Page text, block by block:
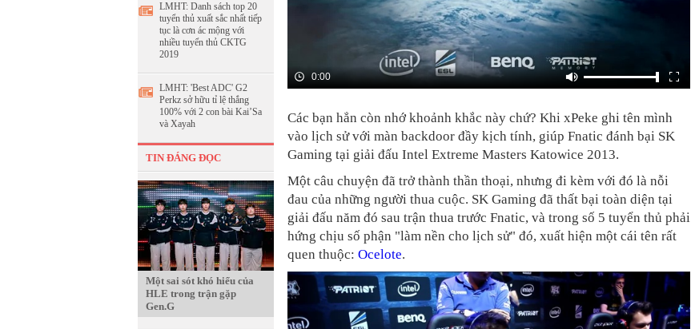
LMHT: Danh sách top 20
tuyển thủ xuất sắc nhất tiếp
tục là cơn ác mộng với
nhiều tuyển thủ CKTG
2019
LMHT: 'Best ADC' G2
Perkz sở hữu tỉ lệ thắng
100% với 2 con bài Kai’Sa
và Xayah
TIN ĐÁNG ĐỌC
Một sai sót khó hiểu của
HLE trong trận gặp
Gen.G
0:00
Các bạn hẳn còn nhớ khoảnh khắc này chứ? Khi xPeke ghi tên mình
vào lịch sử với màn backdoor đầy kịch tính, giúp Fnatic đánh bại SK
Gaming tại giải đấu Intel Extreme Masters Katowice 2013.
Một câu chuyện đã trở thành thần thoại, nhưng đi kèm với đó là nỗi
đau của những người thua cuộc. SK Gaming đã thất bại toàn diện tại
giải đấu năm đó sau trận thua trước Fnatic, và trong số 5 tuyển thủ phải
hứng chịu số phận "làm nền cho lịch sử" đó, xuất hiện một cái tên rất
quen thuộc: Ocelote.